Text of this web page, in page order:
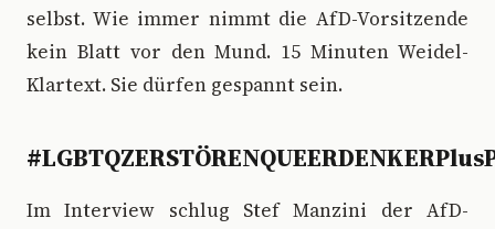
selbst. Wie immer nimmt die AfD-Vorsitzende
kein Blatt vor den Mund. 15 Minuten Weidel-
Klartext. Sie dürfen gespannt sein.
Im Interview schlug Stef Manzini der AfD-